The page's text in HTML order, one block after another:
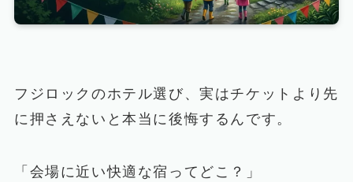
フジロックのホテル選び、実はチケットより先
に押さえないと本当に後悔するんです。
「会場に近い快適な宿ってどこ？」